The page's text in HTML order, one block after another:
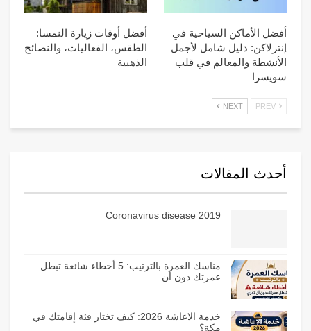
أفضل الأماكن السياحية في
إنترلاكن: دليل شامل لأجمل
الأنشطة والمعالم في قلب
سويسرا
أفضل أوقات زيارة النمسا:
الطقس، الفعاليات، والنصائح
الذهبية
NEXT
أحدث المقالات
Coronavirus disease 2019
مناسك العمرة بالترتيب: 5 أخطاء شائعة تبطل
عمرتك دون أن…
خدمة الاعاشة 2026: كيف تختار فئة إقامتك في
مكة؟